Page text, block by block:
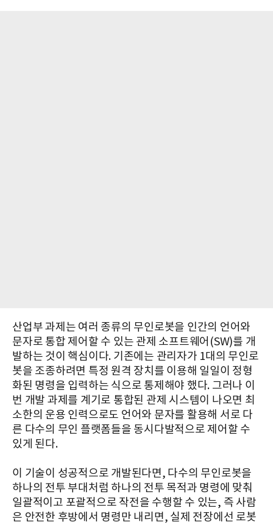
산업부 과제는 여러 종류의 무인로봇을 인간의 언어와
문자로 통합 제어할 수 있는 관제 소프트웨어(SW)를 개
발하는 것이 핵심이다. 기존에는 관리자가 1대의 무인로
봇을 조종하려면 특정 원격 장치를 이용해 일일이 정형
화된 명령을 입력하는 식으로 통제해야 했다. 그러나 이
번 개발 과제를 계기로 통합된 관제 시스템이 나오면 최
소한의 운용 인력으로도 언어와 문자를 활용해 서로 다
른 다수의 무인 플랫폼들을 동시다발적으로 제어할 수
있게 된다.
이 기술이 성공적으로 개발된다면, 다수의 무인로봇을
하나의 전투 부대처럼 하나의 전투 목적과 명령에 맞춰
일괄적이고 포괄적으로 작전을 수행할 수 있는, 즉 사람
은 안전한 후방에서 명령만 내리면, 실제 전장에선 로봇